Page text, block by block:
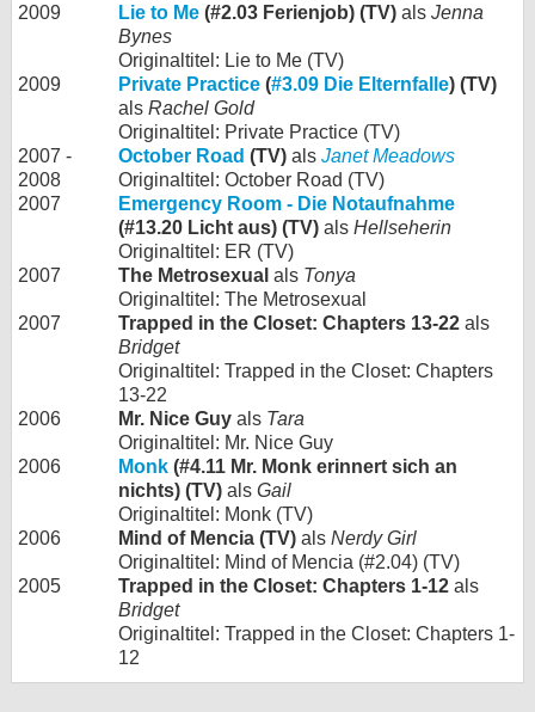
2009
Lie to Me (#2.03 Ferienjob) (TV) als Jenna
Bynes
Originaltitel: Lie to Me (TV)
2009
Private Practice (#3.09 Die Elternfalle) (TV)
als Rachel Gold
Originaltitel: Private Practice (TV)
2007 -
2008
October Road (TV) als Janet Meadows
Originaltitel: October Road (TV)
2007
Emergency Room - Die Notaufnahme
(#13.20 Licht aus) (TV) als Hellseherin
Originaltitel: ER (TV)
2007
The Metrosexual als Tonya
Originaltitel: The Metrosexual
2007
Trapped in the Closet: Chapters 13-22 als
Bridget
Originaltitel: Trapped in the Closet: Chapters
13-22
2006
Mr. Nice Guy als Tara
Originaltitel: Mr. Nice Guy
2006
Monk (#4.11 Mr. Monk erinnert sich an
nichts) (TV) als Gail
Originaltitel: Monk (TV)
2006
Mind of Mencia (TV) als Nerdy Girl
Originaltitel: Mind of Mencia (#2.04) (TV)
2005
Trapped in the Closet: Chapters 1-12 als
Bridget
Originaltitel: Trapped in the Closet: Chapters 1-
12